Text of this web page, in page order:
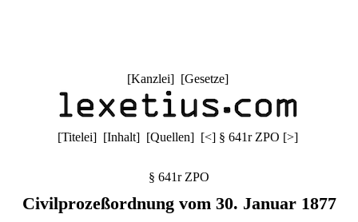
[Kanzlei] [Gesetze]
[Titelei] [Inhalt] [Quellen] [<] § 641r ZPO [>]
§ 641r ZPO
Civilprozeßordnung vom 30. Januar 1877